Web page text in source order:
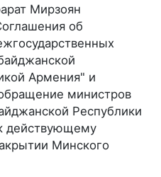
Мирзоян
об
Армения" и
министров
Республики
действующему
Минского